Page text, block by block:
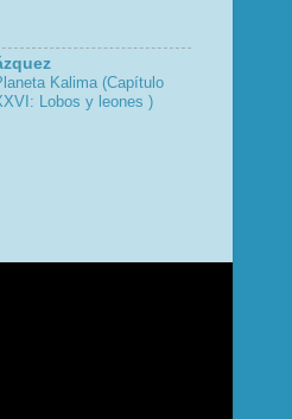
Kalima (Capítulo
Lobos y leones )